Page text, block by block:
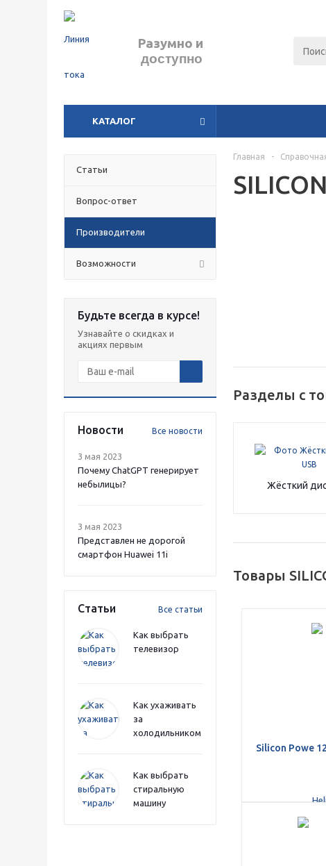
Разумно и
доступно
КАТАЛОГ
Статьи
Вопрос-ответ
Производители
Возможности
Будьте всегда в курсе!
Узнавайте о скидках и
акциях первым
Новости Все новости
3 мая 2023
Почему ChatGPT генерирует
небылицы?
3 мая 2023
Представлен не дорогой
смартфон Huawei 11i
Статьи Все статьи
Как выбрать
телевизор
Как ухаживать
за
холодильником
Как выбрать
стиральную
машину
Главная -
Разделы с
Жёсткий
Товары
Silicon Powe